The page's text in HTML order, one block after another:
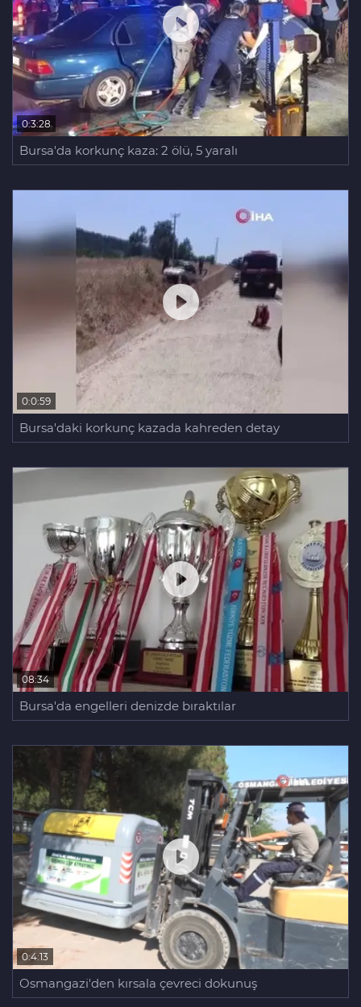
0:3:28
Bursa'da korkunç kaza: 2 ölü, 5 yaralı
0:0:59
Bursa'daki korkunç kazada kahreden detay
08:34
Bursa'da engelleri denizde bıraktılar
0:4:13
Osmangazi'den kırsala çevreci dokunuş